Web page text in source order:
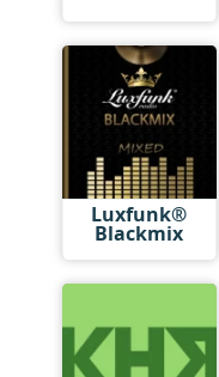
Luxfunk®
Blackmix